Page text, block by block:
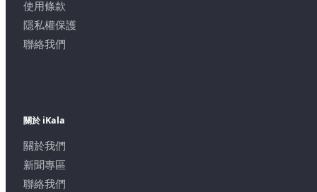
使用條款
隱私權保護
聯絡我們
關於 iKala
關於我們
新聞專區
聯絡我們